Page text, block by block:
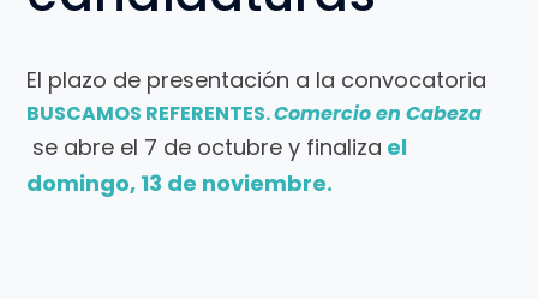
El plazo de presentación a la convocatoria
BUSCAMOS REFERENTES.Comercio en Cabeza
se abre el 7 de octubre y finaliza el
domingo, 13 de noviembre.